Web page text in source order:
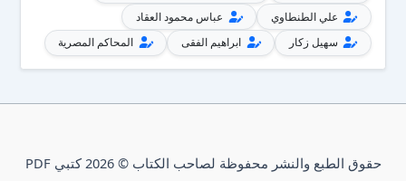
علي الطنطاوي
عباس محمود العقاد
سهيل زكار
ابراهيم الفقى المحاكم المصرية
حقوق الطبع والنشر محفوظة لصاحب الكتاب © 2026 كتبي PDF